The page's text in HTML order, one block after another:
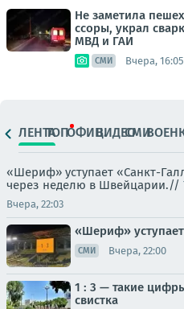
Не заметила
ссоры, украл
МВД и ГАИ
СМИ Вчера, 16:05
ЛЕНТАТОПОФИЦ.ВИДЕОСМИ
«Шериф» уступает «Санкт-
через неделю в Швейцарии.//
Вчера, 22:03
«Шериф»
СМИ Вчера, 22:00
1 : 3 — такие
свистка